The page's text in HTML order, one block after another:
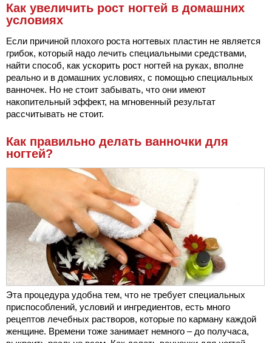
Как увеличить рост ногтей в домашних
условиях
Если причиной плохого роста ногтевых пластин не является
грибок, который надо лечить специальными средствами,
найти способ, как ускорить рост ногтей на руках, вполне
реально и в домашних условиях, с помощью специальных
ванночек. Но не стоит забывать, что они имеют
накопительный эффект, на мгновенный результат
рассчитывать не стоит.
Как правильно делать ванночки для
ногтей?
Эта процедура удобна тем, что не требует специальных
приспособлений, условий и ингредиентов, есть много
рецептов лечебных растворов, которые по карману каждой
женщине. Времени тоже занимает немного – до получаса,